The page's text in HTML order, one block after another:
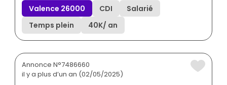
Valence 26000 CDI
Salarié
Temps plein
40K/ an
Annonce N°7486660
il y a plus d’un an (02/05/2025)